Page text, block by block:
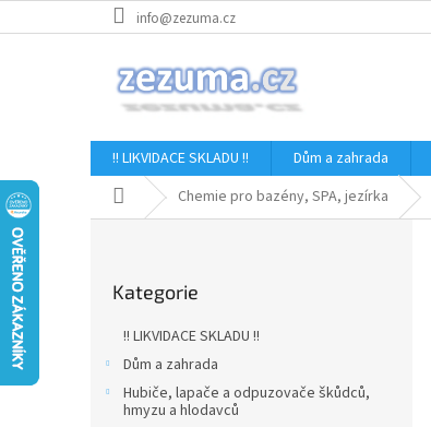
na
info@zezuma.cz
!! LIKVIDACE SKLADU !! Dům a zahrada
Domů Chemie pro bazény, SPA, jezírka
kategorie
Kategorie
!! LIKVIDACE SKLADU !!
Dům a zahrada
Hubiče, lapače a odpuzovače škůdců,
hmyzu a hlodavců